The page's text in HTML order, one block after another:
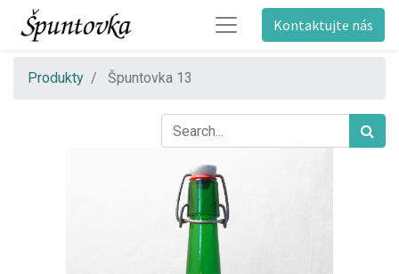
Kontaktujte nás
Produkty Špuntovka 13